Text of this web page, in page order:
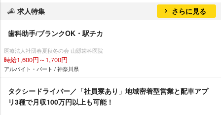
求人特集 さらに見る
歯科助手/ブランクOK・駅チカ
医療法人社団春夏秋冬の会 山縣歯科医院
時給1,600円～1,700円
アルバイト・パート / 神奈川県
タクシードライバー／「社員寮あり」地域密着型営業と配車アプ
リ3種で月収100万円以上も可能！